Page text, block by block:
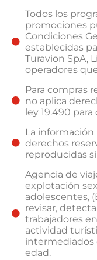
Todos los
promociones
Condiciones
establecidas
Turavion SpA,
operadores
Para compras
no aplica
ley 19.490
La
derechos
reproducidas
Agencia de
explotación
adolescentes,
revisar,
trabajadores
actividad
intermediados
edad.